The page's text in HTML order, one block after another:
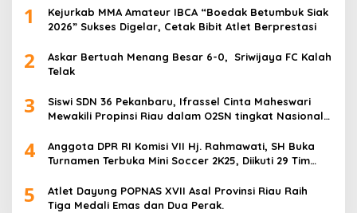
1
Kejurkab MMA Amateur IBCA “Boedak Betumbuk Siak
2026” Sukses Digelar, Cetak Bibit Atlet Berprestasi
2
Askar Bertuah Menang Besar 6-0, Sriwijaya FC Kalah
Telak
3
Siswi SDN 36 Pekanbaru, Ifrassel Cinta Maheswari
Mewakili Propinsi Riau dalam O2SN tingkat Nasional
4
Anggota DPR RI Komisi VII Hj. Rahmawati, SH Buka
Turnamen Terbuka Mini Soccer 2K25, Diikuti 29 Tim
5
Atlet Dayung POPNAS XVII Asal Provinsi Riau Raih
Tiga Medali Emas dan Dua Perak.